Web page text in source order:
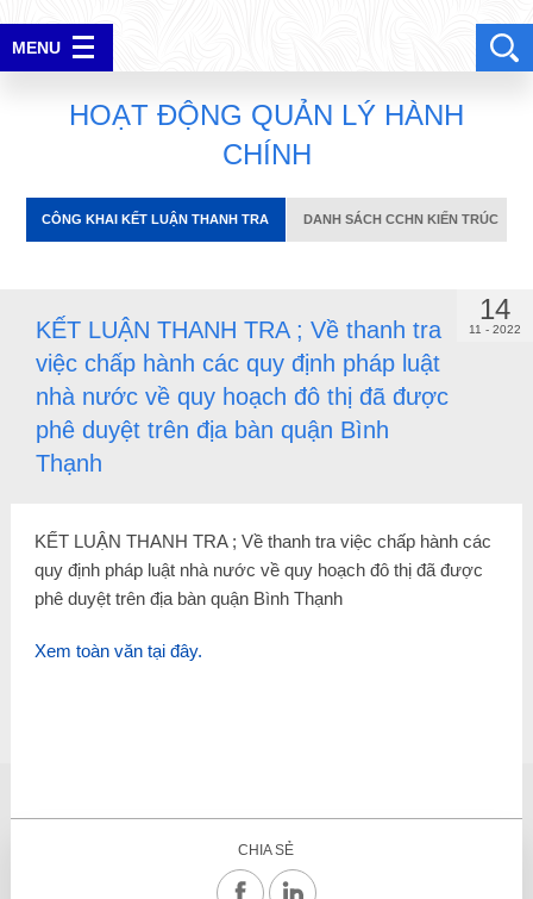
MENU
CÔNG KHAI KẾT LUẬN THANH TRA DANH SÁCH CCHN KIẾN TRÚC
HOẠT ĐỘNG QUẢN LÝ HÀNH
CHÍNH
CÔNG KHAI KẾT LUẬN THANH TRA DANH SÁCH CCHN KIẾN TRÚC
KẾT LUẬN THANH TRA ; Về thanh tra
việc chấp hành các quy định pháp luật
nhà nước về quy hoạch đô thị đã được
phê duyệt trên địa bàn quận Bình
Thạnh
14
11 - 2022
KẾT LUẬN THANH TRA ; Về thanh tra việc chấp hành các
quy định pháp luật nhà nước về quy hoạch đô thị đã được
phê duyệt trên địa bàn quận Bình Thạnh
Xem toàn văn tại đây.
CHIA SẺ